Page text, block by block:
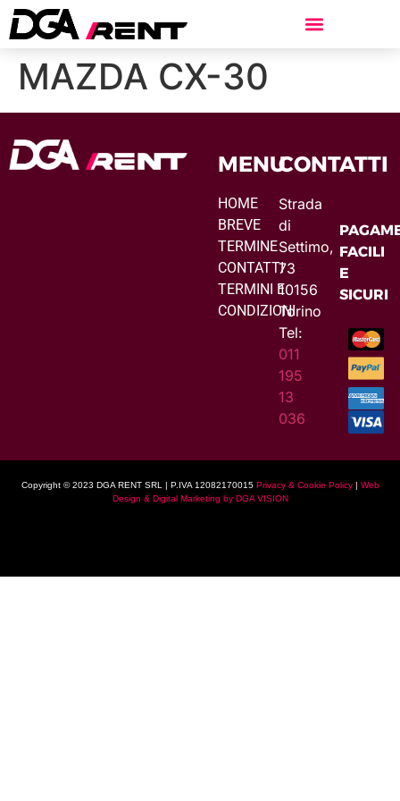
MAZDA CX-30
MENU
HOME
BREVE
TERMINE
CONTATTI
TERMINI E
CONDIZIONI
CONTATTI
Strada
di
Settimo,
73
10156
Torino
Tel:
011
195
13
036
FACILI
E
SICURI
Copyright © 2023 DGA RENT SRL | P.IVA 12082170015 Privacy & Cookie Policy| Web
Design & Digital Marketing by DGA VISION